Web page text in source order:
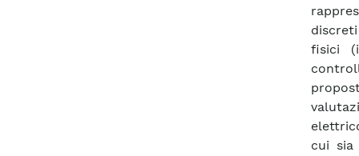
fisici
cui sia